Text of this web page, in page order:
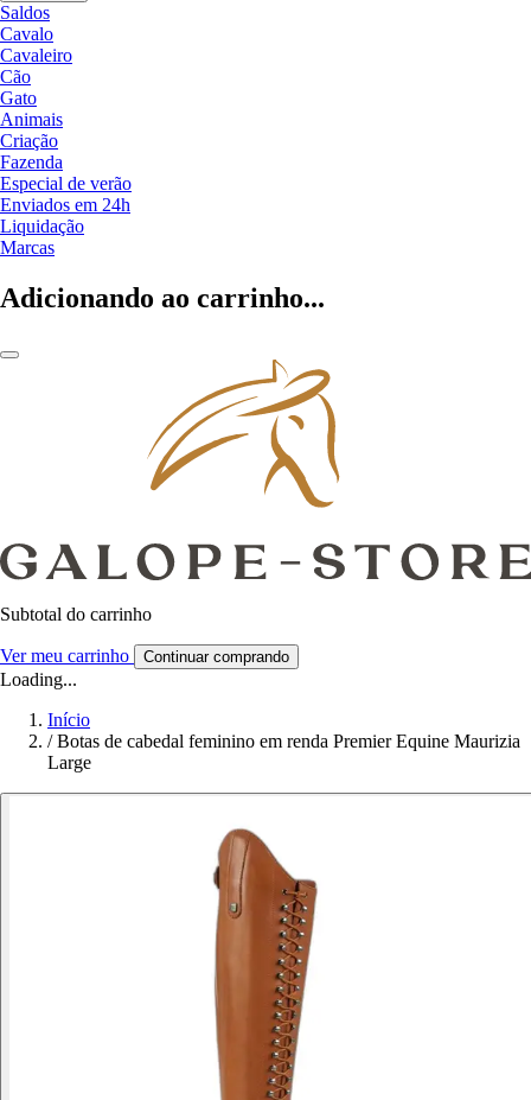
Saldos
Cavalo
Cavaleiro
Cão
Gato
Animais
Criação
Fazenda
Especial de verão
Enviados em 24h
Liquidação
Marcas
Adicionando ao carrinho...
Subtotal do carrinho
Ver meu carrinho Continuar comprando
Loading...
Início
/ Botas de cabedal feminino em renda Premier Equine Maurizia
Large